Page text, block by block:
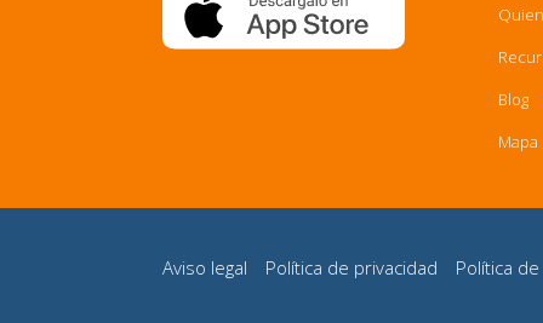
Blog
Aviso legal Política de privacidad Política